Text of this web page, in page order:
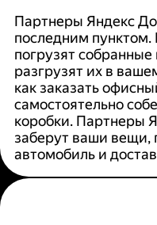
Партнеры Яндекс
последним пунктом.
погрузят
разгрузят их в
как заказать
самостоятельно
коробки. Партнеры
заберут ваши вещи,
автомобиль и